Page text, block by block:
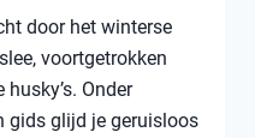
door het winterse
voortgetrokken
Onder
gids glijd je geruisloos